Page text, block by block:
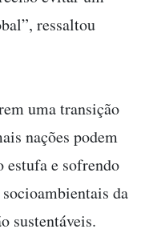
ressaltou
uma transição
nações podem
estufa e sofrendo
da
sustentáveis.